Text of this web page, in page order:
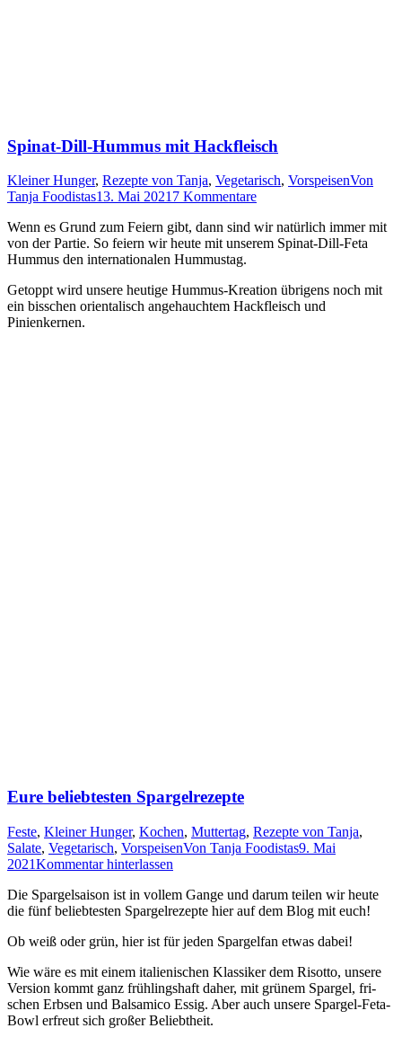
Spinat-Dill-Hummus mit Hackfleisch
Kleiner Hunger, Rezepte von Tanja, Vegetarisch, VorspeisenVon
Tanja Foodistas13. Mai 2021 7 Kommentare
Wenn es Grund zum Fei­ern gibt, dann sind wir natür­lich immer mit
von der Par­tie. So fei­ern wir heu­te mit unse­rem Spi­nat-Dill-Feta
Hum­mus den inter­na­tio­na­len Hummustag.
Getoppt wird unse­re heu­ti­ge Hum­mus-Krea­ti­on übri­gens noch mit
ein biss­chen ori­en­ta­lisch ange­hauch­tem Hack­fleisch und
Pinienkernen.
Eure beliebtesten Spargelrezepte
Feste, Kleiner Hunger, Kochen, Muttertag, Rezepte von Tanja,
Salate, Vegetarisch, VorspeisenVon Tanja Foodistas9. Mai
2021Kommentar hinterlassen
Die Spar­gel­sai­son ist in vol­lem Gan­ge und dar­um tei­len wir heu­te
die fünf belieb­tes­ten Spar­gel­re­zep­te hier auf dem Blog mit euch!
Ob weiß oder grün, hier ist für jeden Spar­gel­fan etwas dabei!
Wie wäre es mit einem ita­lie­ni­schen Klas­si­ker dem Risot­to, unse­re
Ver­si­on kommt ganz früh­lings­haft daher, mit grü­nem Spar­gel, fri­
schen Erb­sen und Bal­sa­mi­co Essig. Aber auch unse­re Spar­gel-Feta-
Bowl erfreut sich gro­ßer Beliebtheit.